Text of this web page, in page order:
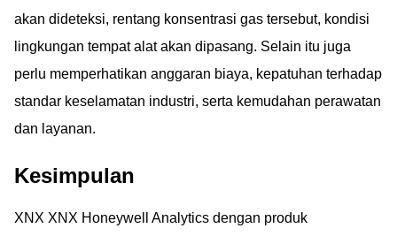
akan dideteksi, rentang konsentrasi gas tersebut, kondisi
lingkungan tempat alat akan dipasang. Selain itu juga
perlu memperhatikan anggaran biaya, kepatuhan terhadap
standar keselamatan industri, serta kemudahan perawatan
dan layanan.
Kesimpulan
XNX XNX Honeywell Analytics dengan produk